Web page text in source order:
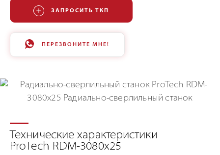
ЗАПРОСИТЬ ТКП
ПЕРЕЗВОНИТЕ МНЕ!
Технические характеристики
ProTech RDM-3080x25